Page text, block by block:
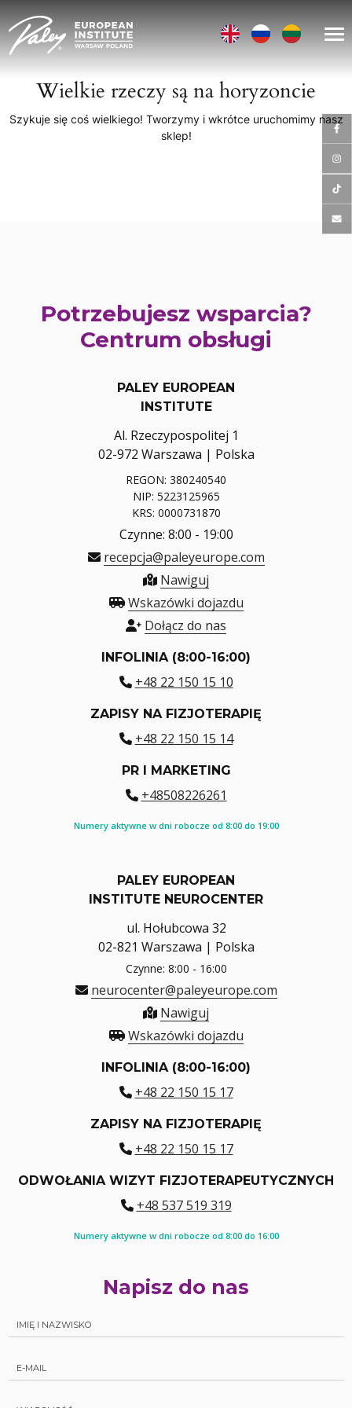
Wielkie rzeczy są na horyzoncie
Szykuje się coś wielkiego! Tworzymy i wkrótce uruchomimy nasz
sklep!
Potrzebujesz wsparcia?
Centrum obsługi
PALEY EUROPEAN
INSTITUTE
Al. Rzeczypospolitej 1
02-972 Warszawa | Polska
REGON: 380240540
NIP: 5223125965
KRS: 0000731870
Czynne: 8:00 - 19:00
recepcja@paleyeurope.com
Nawiguj
Wskazówki dojazdu
Dołącz do nas
INFOLINIA (8:00-16:00)
+48 22 150 15 10
ZAPISY NA FIZJOTERAPIĘ
+48 22 150 15 14
PR I MARKETING
+48508226261
Numery aktywne w dni robocze od 8:00 do 19:00
PALEY EUROPEAN
INSTITUTE NEUROCENTER
ul. Hołubcowa 32
02-821 Warszawa | Polska
Czynne: 8:00 - 16:00
neurocenter@paleyeurope.com
Nawiguj
Wskazówki dojazdu
INFOLINIA (8:00-16:00)
+48 22 150 15 17
ZAPISY NA FIZJOTERAPIĘ
+48 22 150 15 17
ODWOŁANIA WIZYT FIZJOTERAPEUTYCZNYCH
+48 537 519 319
Numery aktywne w dni robocze od 8:00 do 16:00
Napisz do nas